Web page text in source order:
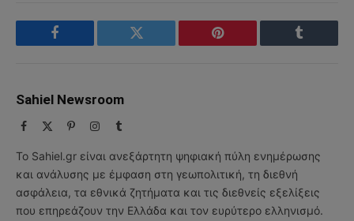
Facebook Twitter Pinterest Tumblr
Sahiel Newsroom
Facebook PinterestInstagram
Tumblr
Το Sahiel.gr είναι ανεξάρτητη ψηφιακή πύλη ενημέρωσης
και ανάλυσης με έμφαση στη γεωπολιτική, τη διεθνή
ασφάλεια, τα εθνικά ζητήματα και τις διεθνείς εξελίξεις
που επηρεάζουν την Ελλάδα και τον ευρύτερο ελληνισμό.